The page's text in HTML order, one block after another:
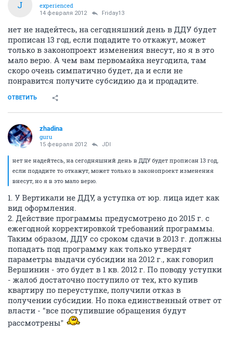
J
experienced
14 февраля 2012 Friday13
нет не надейтесь, на сегодняшний день в ДДУ будет
прописан 13 год, если подадите то откажут, может
только в законопроект изменения внесут, но я в это
мало верю. А чем вам первомайка неугодила, там
скоро очень симпатично будет, да и если не
понравится получите субсидию да и продадите.
ОТВЕТИТЬ
zhadina
guru
15 февраля 2012 JDI
нет не надейтесь, на сегодняшний день в ДДУ будет прописан 13 год,
если подадите то откажут, может только в законопроект изменения
внесут, но я в это мало верю.
1. У Вертикали не ДДУ, а уступка от юр. лица идет как
вид оформления.
2. Действие программы предусмотрено до 2015 г. с
ежегодной корректировкой требований программы.
Таким образом, ДДУ со сроком сдачи в 2013 г. должны
попадать под программу как только утвердят
параметры выдачи субсидии на 2012 г., как говорил
Вершинин - это будет в 1 кв. 2012 г. По поводу уступки
- жалоб достаточно поступило от тех, кто купив
квартиру по переуступке, получили отказ в
получении субсидии. Но пока единственный ответ от
власти - "все поступившие обращения будут
рассмотрены"